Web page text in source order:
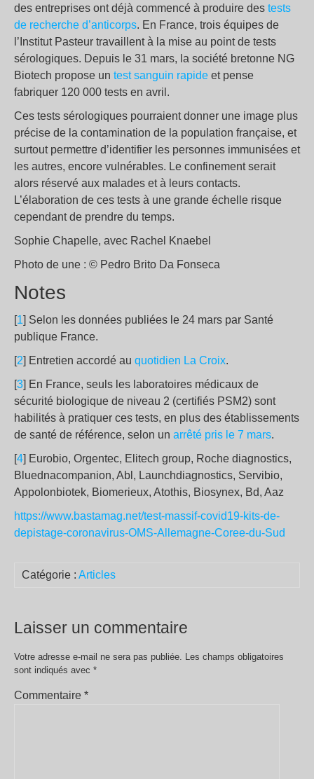
des entreprises ont déjà commencé à produire des tests
de recherche d’anticorps. En France, trois équipes de
l’Institut Pasteur travaillent à la mise au point de tests
sérologiques. Depuis le 31 mars, la société bretonne NG
Biotech propose un test sanguin rapide et pense
fabriquer 120 000 tests en avril.
Ces tests sérologiques pourraient donner une image plus
précise de la contamination de la population française, et
surtout permettre d’identifier les personnes immunisées et
les autres, encore vulnérables. Le confinement serait
alors réservé aux malades et à leurs contacts.
L’élaboration de ces tests à une grande échelle risque
cependant de prendre du temps.
Sophie Chapelle, avec Rachel Knaebel
Photo de une : © Pedro Brito Da Fonseca
Notes
[1] Selon les données publiées le 24 mars par Santé
publique France.
[2] Entretien accordé au quotidien La Croix.
[3] En France, seuls les laboratoires médicaux de
sécurité biologique de niveau 2 (certifiés PSM2) sont
habilités à pratiquer ces tests, en plus des établissements
de santé de référence, selon un arrêté pris le 7 mars.
[4] Eurobio, Orgentec, Elitech group, Roche diagnostics,
Bluednacompanion, Abl, Launchdiagnostics, Servibio,
Appolonbiotek, Biomerieux, Atothis, Biosynex, Bd, Aaz
https://www.bastamag.net/test-massif-covid19-kits-de-
depistage-coronavirus-OMS-Allemagne-Coree-du-Sud
Catégorie : Articles
Laisser un commentaire
Votre adresse e-mail ne sera pas publiée. Les champs obligatoires
sont indiqués avec *
Commentaire *